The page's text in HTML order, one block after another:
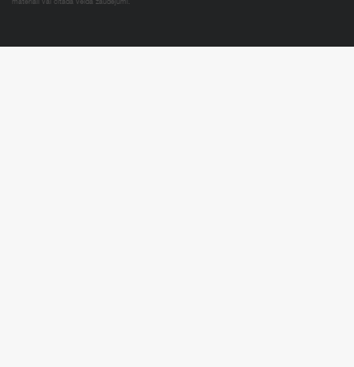
materiāli vai citāda veida zaudējumi.